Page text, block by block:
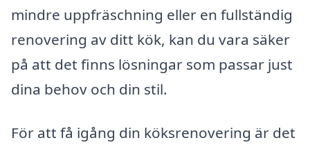
mindre uppfräschning eller en fullständig
renovering av ditt kök, kan du vara säker
på att det finns lösningar som passar just
dina behov och din stil.
För att få igång din köksrenovering är det